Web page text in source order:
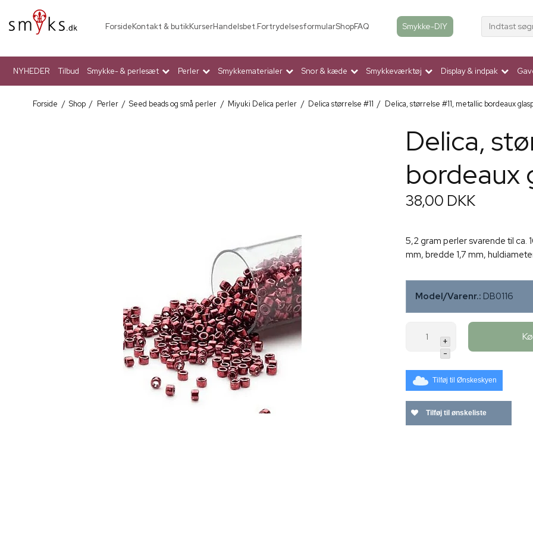
ForsideKontakt & butikKurserHandelsbet.FortrydelsesformularShopFAQ Smykke-DIY Indtast
NYHEDER Tilbud Smykke- & perlesæt Perler Smykkematerialer Snor & kæde Smykkeværktøj Display & indpak
Forside / Shop / Perler / Seed beads og små perler / Miyuki Delica perler / Delica størrelse #11 / Delica, størrelse #11, metallic bordeaux
Delica,
bordeaux
38,00 DKK
5,2 gram perler svarende til ca.
mm, bredde 1,7 mm,
Model/Varenr.: DB0116
+
-
Tilføj til Ønskeskyen
Tilføj til ønskeliste